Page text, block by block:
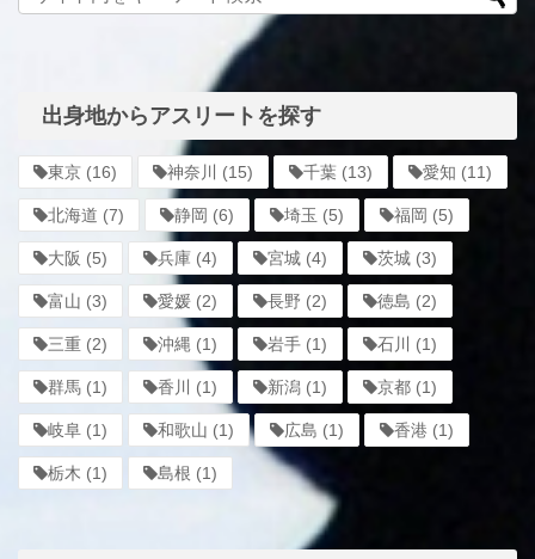
出身地からアスリートを探す
東京 (16) 神奈川 (15) 千葉 (13) 愛知 (11)
北海道 (7) 静岡 (6) 埼玉 (5) 福岡 (5)
大阪 (5) 兵庫 (4) 宮城 (4) 茨城 (3)
富山 (3) 愛媛 (2) 長野 (2) 徳島 (2)
三重 (2) 沖縄 (1) 岩手 (1) 石川 (1)
群馬 (1) 香川 (1) 新潟 (1) 京都 (1)
岐阜 (1) 和歌山 (1) 広島 (1) 香港 (1)
栃木 (1) 島根 (1)